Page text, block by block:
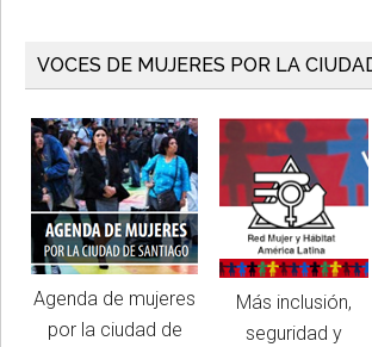
VOCES DE MUJERES POR LA
Agenda de mujeres
por la ciudad de
Más inclusión,
seguridad y